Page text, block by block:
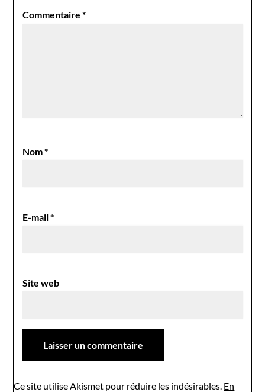
Commentaire*
Nom*
E-mail*
Site web
Ce site utilise Akismet pour réduire les indésirables. En